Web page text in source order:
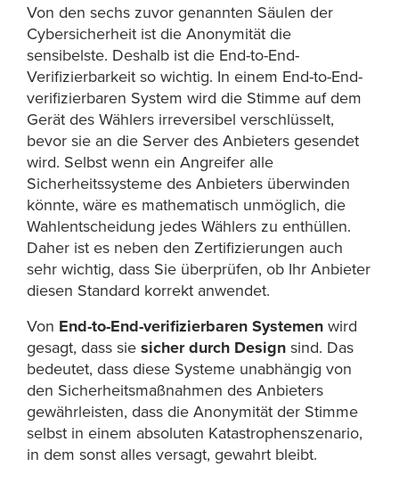
Von den sechs zuvor genannten Säulen der
Cybersicherheit ist die Anonymität die
sensibelste. Deshalb ist die End-to-End-
Verifizierbarkeit so wichtig. In einem End-to-End-
verifizierbaren System wird die Stimme auf dem
Gerät des Wählers irreversibel verschlüsselt,
bevor sie an die Server des Anbieters gesendet
wird. Selbst wenn ein Angreifer alle
Sicherheitssysteme des Anbieters überwinden
könnte, wäre es mathematisch unmöglich, die
Wahlentscheidung jedes Wählers zu enthüllen.
Daher ist es neben den Zertifizierungen auch
sehr wichtig, dass Sie überprüfen, ob Ihr Anbieter
diesen Standard korrekt anwendet.
Von End-to-End-verifizierbaren Systemenwird
gesagt, dass siesicher durch Designsind. Das
bedeutet, dass diese Systeme unabhängig von
den Sicherheitsmaßnahmen des Anbieters
gewährleisten, dass die Anonymität der Stimme
selbst in einem absoluten Katastrophenszenario,
in dem sonst alles versagt, gewahrt bleibt.